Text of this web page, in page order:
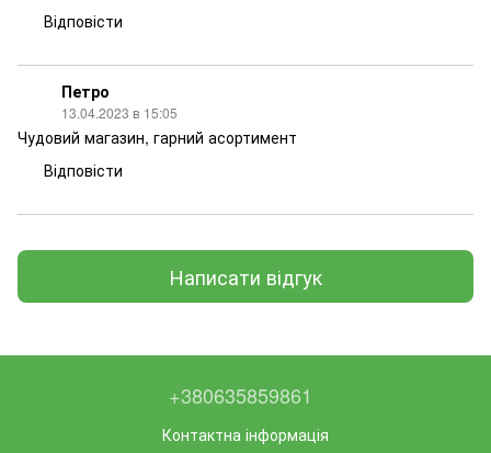
Відповісти
Петро
13.04.2023 в 15:05
Чудовий магазин, гарний асортимент
Відповісти
Написати відгук
+380635859861
Контактна інформація